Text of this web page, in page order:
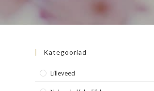
Kategooriad
Lilleveed